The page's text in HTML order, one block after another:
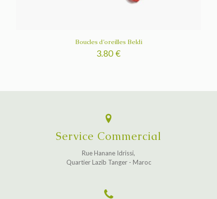
Boucles d’oreilles Beldi
3.80 €
Service Commercial
Rue Hanane Idrissi,
Quartier Lazib Tanger - Maroc